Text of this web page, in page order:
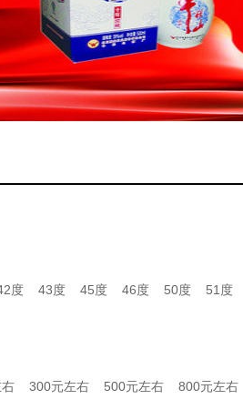
度 43度 45度 46度 50度 51度
300元左右 500元左右 800元左右